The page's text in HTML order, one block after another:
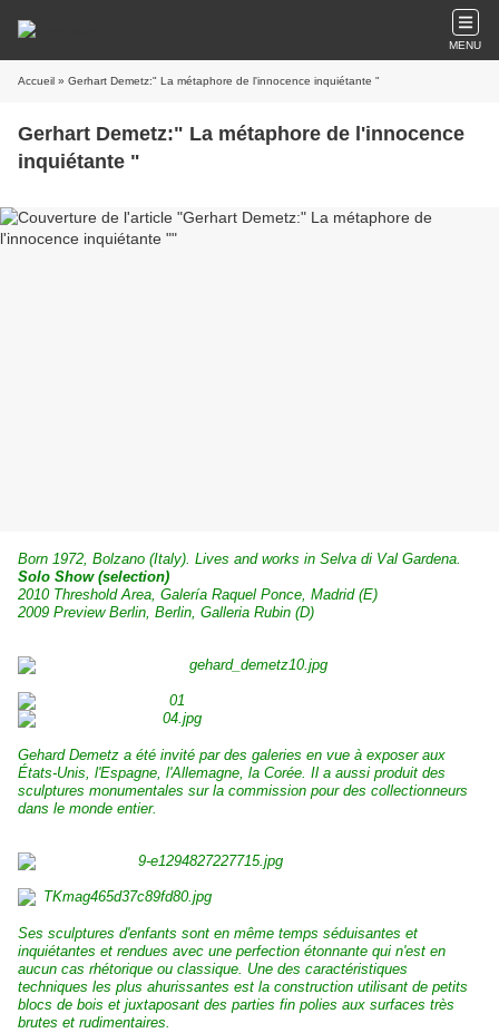
MENU
Accueil » Gerhart Demetz:" La métaphore de l'innocence inquiétante "
Gerhart Demetz:" La métaphore de l'innocence
inquiétante "
Born 1972, Bolzano (Italy). Lives and works in Selva di Val Gardena.
Solo Show (selection)
2010 Threshold Area, Galería Raquel Ponce, Madrid (E)
2009 Preview Berlin, Berlin, Galleria Rubin (D)
Gehard Demetz a été invité par des galeries en vue à exposer aux
États-Unis, l'Espagne, l'Allemagne, la Corée. Il a aussi produit des
sculptures monumentales sur la commission pour des collectionneurs
dans le monde entier.
Ses sculptures d'enfants sont en même temps séduisantes et
inquiétantes et rendues avec une perfection étonnante qui n'est en
aucun cas rhétorique ou classique. Une des caractéristiques
techniques les plus ahurissantes est la construction utilisant de petits
blocs de bois et juxtaposant des parties fin polies aux surfaces très
brutes et rudimentaires.